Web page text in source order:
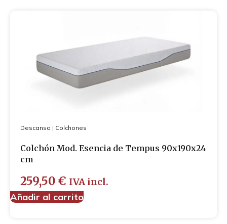
Descanso | Colchones
Colchón Mod. Esencia de Tempus 90x190x24
cm
259,50 € IVA incl.
Añadir al carrito